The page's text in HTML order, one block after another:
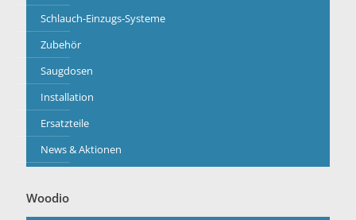
Schlauch-Einzugs-Systeme
Zubehör
Saugdosen
Installation
Ersatzteile
News & Aktionen
Woodio